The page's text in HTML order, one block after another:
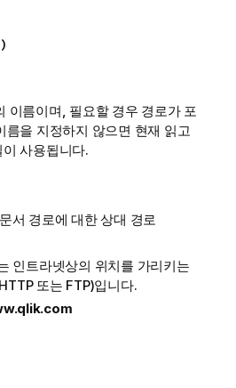
)
이름이며, 필요할 경우 경로가 포
름을 지정하지 않으면 현재 읽고
사용됩니다.
문서 경로에 대한 상대 경로
인트라넷상의 위치를 가리키는
또는 FTP)입니다.